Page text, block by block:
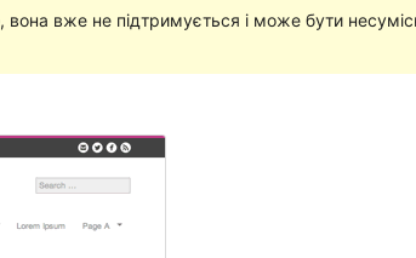
вона вже не підтримується і може бути